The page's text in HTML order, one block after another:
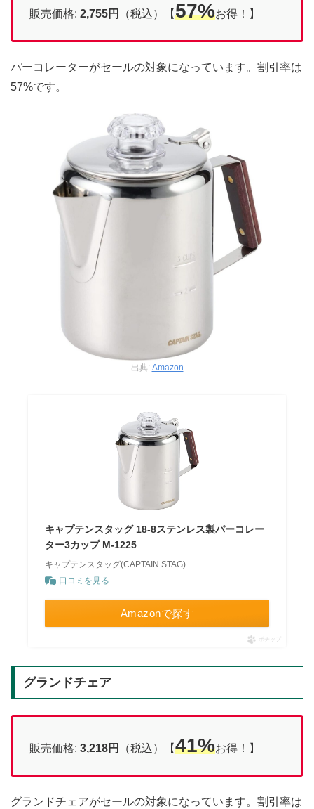
販売価格: 2,755円 （税込）【57%お得！】
パーコレーターがセールの対象になっています。割引率は
57%です。
出典: Amazon
キャプテンスタッグ 18-8ステンレス製パーコレー
ター3カップ M-1225
キャプテンスタッグ(CAPTAIN STAG)
口コミを見る
Amazonで探す
ポチップ
グランドチェア
販売価格: 3,218円 （税込）【41%お得！】
グランドチェアがセールの対象になっています。割引率は